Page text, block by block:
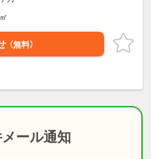
（無料）
ール通知